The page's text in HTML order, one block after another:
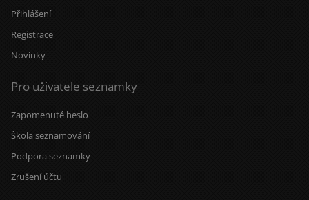
Přihlášení
Registrace
Novinky
Pro uživatele seznamky
Zapomenuté heslo
Škola seznamování
Podpora seznamky
Zrušení účtu